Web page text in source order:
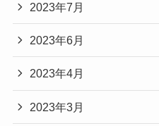
2023年7月
2023年6月
2023年4月
2023年3月